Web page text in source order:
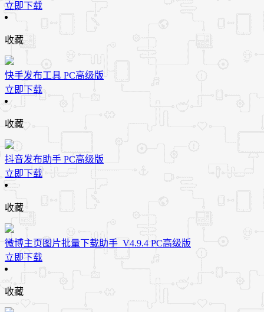
立即下载
收藏
快手发布工具 PC高级版
立即下载
收藏
抖音发布助手 PC高级版
立即下载
收藏
微博主页图片批量下载助手_V4.9.4 PC高级版
立即下载
收藏